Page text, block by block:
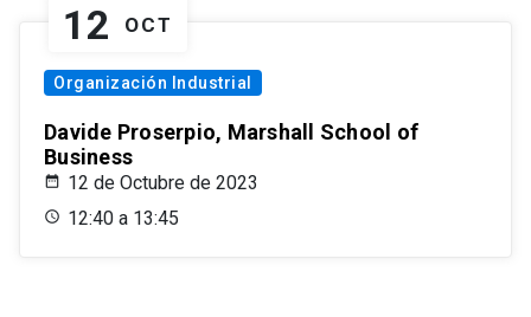
12 OCT
Organización Industrial
Davide Proserpio, Marshall School of
Business
12 de Octubre de 2023
12:40 a 13:45